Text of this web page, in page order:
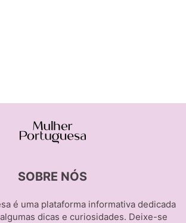
SOBRE NÓS
é uma plataforma informativa dedicada
dicas e curiosidades. Deixe-se